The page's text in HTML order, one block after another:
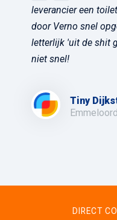
leverancier een
door Verno snel
letterlijk 'uit de shit
niet snel!
Tiny
Emmeloord
DIRECT